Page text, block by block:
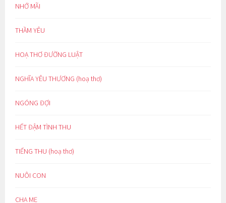
NHỚ MÃI
THẦM YÊU
HOẠ THƠ ĐƯỜNG LUẬT
NGHĨA YÊU THƯƠNG (hoạ thơ)
NGÓNG ĐỢI
HẾT ĐẬM TÌNH THU
TIẾNG THU (hoạ thơ)
NUÔI CON
CHA MẸ